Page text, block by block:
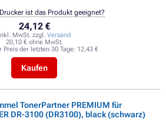
24,12 €
MwSt. zzgl. Versand
20,10 € ohne MwSt.
Preis der letzten 30 Tage: 12,43 €
Kaufen
ist das Produkt geeignet?
TonerPartner PREMIUM für
DR-3100 (DR3100), black (schwarz)